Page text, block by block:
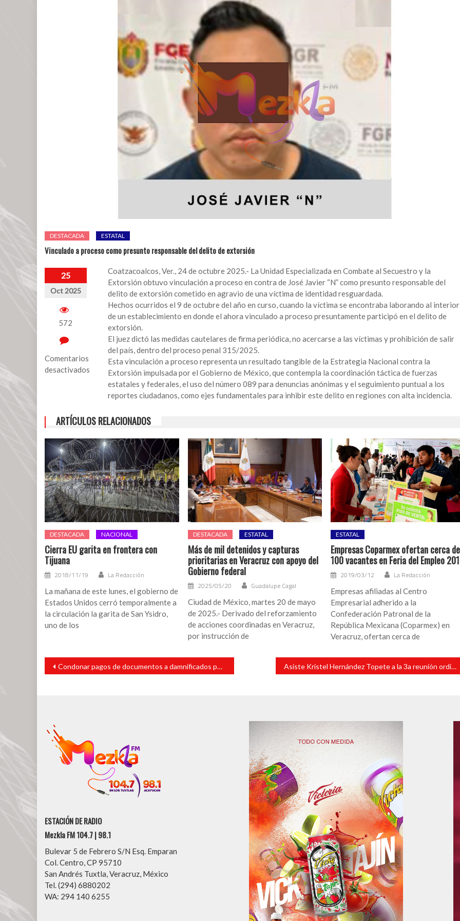
DESTACADA ESTATAL
Vinculado a proceso como presunto responsable del delito de extorsión
25
Oct 2025
572
Comentarios
desactivados
proceso
como
presunto
responsable
del
delito
de
extorsión
Coatzacoalcos, Ver., 24 de octubre 2025.- La Unidad Especializada en Combate al Secuestro y la
Extorsión obtuvo vinculación a proceso en contra de José Javier “N” como presunto responsable del
delito de extorsión cometido en agravio de una víctima de identidad resguardada.
Hechos ocurridos el 9 de octubre del año en curso, cuando la víctima se encontraba laborando al interior
de un establecimiento en donde el ahora vinculado a proceso presuntamente participó en el delito de
extorsión.
El juez dictó las medidas cautelares de firma periódica, no acercarse a las víctimas y prohibición de salir
del país, dentro del proceso penal 315/2025.
Esta vinculación a proceso representa un resultado tangible de la Estrategia Nacional contra la
Extorsión impulsada por el Gobierno de México, que contempla la coordinación táctica de fuerzas
estatales y federales, el uso del número 089 para denuncias anónimas y el seguimiento puntual a los
reportes ciudadanos, como ejes fundamentales para inhibir este delito en regiones con alta incidencia.
ARTÍCULOS RELACIONADOS
DESTACADA NACIONAL
Cierra EU garita en frontera con
Tijuana
2018/11/19 La Redacción
La mañana de este lunes, el gobierno de
Estados Unidos cerró temporalmente a
la circulación la garita de San Ysidro,
uno de los
DESTACADA ESTATAL
Más de mil detenidos y capturas
prioritarias en Veracruz con apoyo del
Gobierno federal
2025/05/20 Guadalupe Cagal
Ciudad de México, martes 20 de mayo
de 2025.- Derivado del reforzamiento
de acciones coordinadas en Veracruz,
por instrucción de
ESTATAL
Empresas Coparmex ofertan cerca de
100 vacantes en Feria del Empleo
2019/03/12 La Redacción
Empresas afiliadas al Centro
Empresarial adherido a la
Confederación Patronal de la
República Mexicana (Coparmex) en
Veracruz, ofertan cerca de
Navegación
entradas
Condonar pagos de documentos a damnificados por lluvias, plantea diputado Asiste Kristel Hernández Topete a la 3a reunión ordinaria del Consejo Estatal de Población
ESTACIÓN DE RADIO
Mezkla FM 104.7 | 98.1
Bulevar 5 de Febrero S/N Esq. Emparan
Col. Centro, CP 95710
San Andrés Tuxtla, Veracruz, México
Tel. (294) 6880202
WA: 294 140 6255